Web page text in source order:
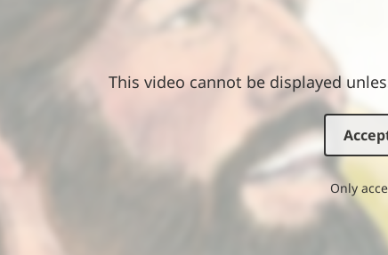
This video cannot be displayed
Only